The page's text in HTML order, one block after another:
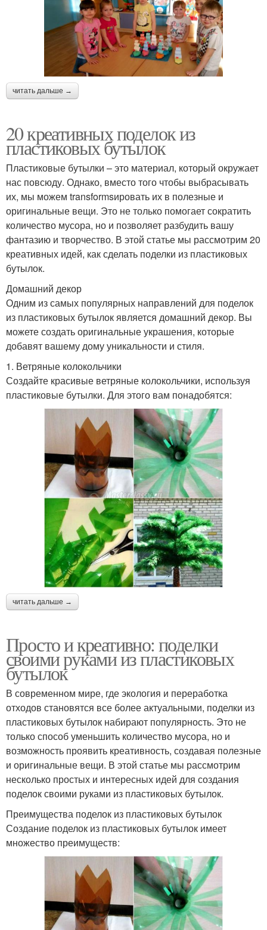
читать дальше →
20 креативных поделок из
пластиковых бутылок
Пластиковые бутылки – это материал, который окружает
нас повсюду. Однако, вместо того чтобы выбрасывать
их, мы можем transformsировать их в полезные и
оригинальные вещи. Это не только помогает сократить
количество мусора, но и позволяет разбудить вашу
фантазию и творчество. В этой статье мы рассмотрим 20
креативных идей, как сделать поделки из пластиковых
бутылок.
Домашний декор
Одним из самых популярных направлений для поделок
из пластиковых бутылок является домашний декор. Вы
можете создать оригинальные украшения, которые
добавят вашему дому уникальности и стиля.
1. Ветряные колокольчики
Создайте красивые ветряные колокольчики, используя
пластиковые бутылки. Для этого вам понадобятся:
читать дальше →
Просто и креативно: поделки
своими руками из пластиковых
бутылок
В современном мире, где экология и переработка
отходов становятся все более актуальными, поделки из
пластиковых бутылок набирают популярность. Это не
только способ уменьшить количество мусора, но и
возможность проявить креативность, создавая полезные
и оригинальные вещи. В этой статье мы рассмотрим
несколько простых и интересных идей для создания
поделок своими руками из пластиковых бутылок.
Преимущества поделок из пластиковых бутылок
Создание поделок из пластиковых бутылок имеет
множество преимуществ: